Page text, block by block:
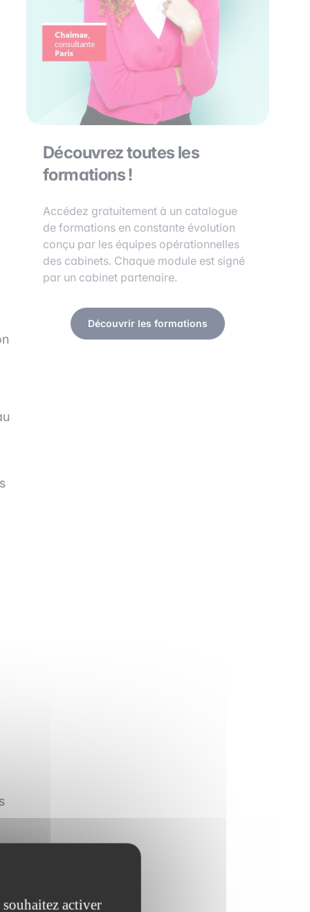
Découvrez toutes les
formations !
Accédez gratuitement à un catalogue
de formations en constante évolution
conçu par les équipes opérationnelles
des cabinets. Chaque module est signé
par un cabinet partenaire.
Découvrir les formations
activer